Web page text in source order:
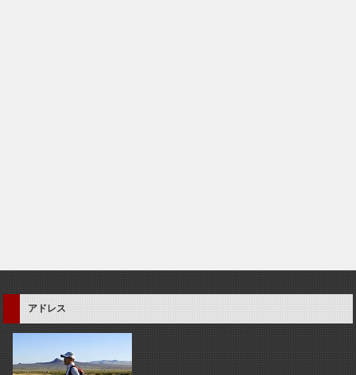
アドレス